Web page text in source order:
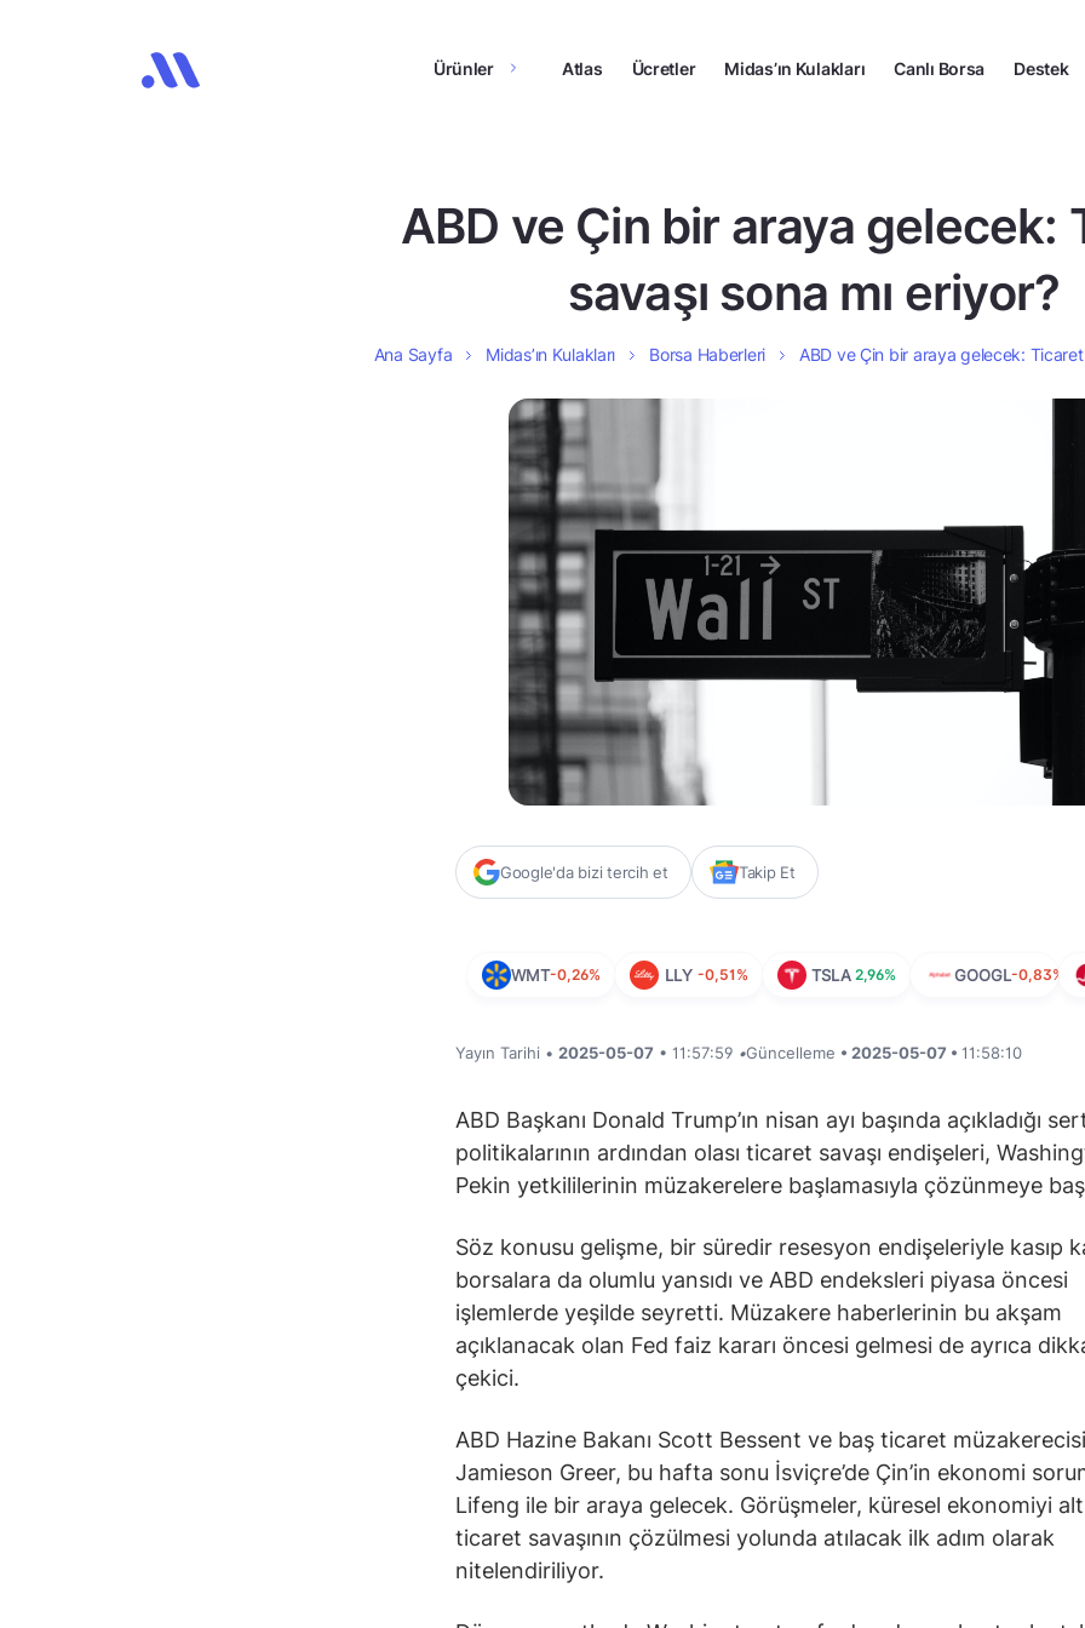
Ürünler Atlas Ücretler Midas’ın Kulakları Canlı Borsa Destek
ABD ve Çin bir araya gelecek:
savaşı sona mı eriyor?
Ana Sayfa Midas’ın Kulakları Borsa Haberleri ABD ve Çin bir araya gelecek: Ticaret
Google'da bizi tercih et Takip Et
WMT-0,26% LLY -0,51% TSLA 2,96% GOOGL-0,83%
Yayın Tarihi • 2025-05-07 • 11:57:59 •Güncelleme • 2025-05-07 • 11:58:10
ABD Başkanı Donald Trump’ın nisan ayı başında açıkladığı
politikalarının ardından olası ticaret savaşı endişeleri,
Pekin yetkililerinin müzakerelere başlamasıyla çözünmeye
Söz konusu gelişme, bir süredir resesyon endişeleriyle kasıp
borsalara da olumlu yansıdı ve ABD endeksleri piyasa öncesi
işlemlerde yeşilde seyretti. Müzakere haberlerinin bu akşam
açıklanacak olan Fed faiz kararı öncesi gelmesi de ayrıca
çekici.
ABD Hazine Bakanı Scott Bessent ve baş ticaret müzakerecisi
Jamieson Greer, bu hafta sonu İsviçre’de Çin’in ekonomi
Lifeng ile bir araya gelecek. Görüşmeler, küresel ekonomiyi
ticaret savaşının çözülmesi yolunda atılacak ilk adım olarak
nitelendiriliyor.